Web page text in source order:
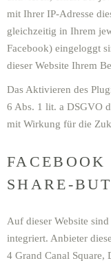
mit Ihrer IP-Adresse
gleichzeitig in Ihrem
Facebook) eingeloggt
dieser Website Ihrem
Das Aktivieren des
6 Abs. 1 lit. a DSGVO
mit Wirkung für die
SHARE-
Auf dieser Website
integriert. Anbieter
4 Grand Canal Square,